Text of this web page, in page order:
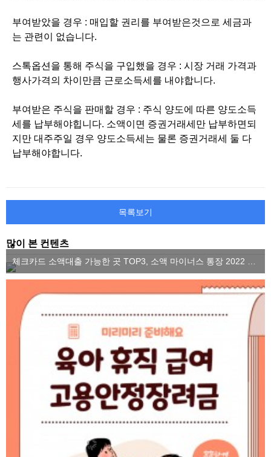
부여받았을 경우 : 매입할 권리를 부여받은것으로 세금과
는 관련이 없습니다.
스톡옵션을 통해 주식을 구입했을 경우 : 시장 거래 가격과
행사가격의 차이만큼 근로소득세를 내야합니다.
부여받은 주식을 판매할 경우 : 주식 양도에 따른 양도소득
세를 납부해야힙니다. 소액이면 증권거래세만 납부하면되
지만 대주주일 경우 양도소득세는 물론 증권거래세 둘 다
납부해야합니다.
목록보기
많이 본 컨텐츠